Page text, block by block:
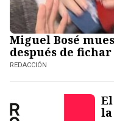
Miguel Bosé
después de fichar
REDACCIÓN
la